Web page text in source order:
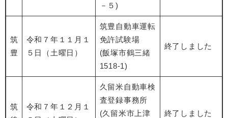
－５)
筑
豊
令和７年１１月１
５日（土曜日）
筑豊自動車運転
免許試験場
​(飯塚市鶴三緒
1518-1)
終了しました
筑
令和７年１２月１
久留米自動車検
査登録事務所
(久留米市上津
終了しました